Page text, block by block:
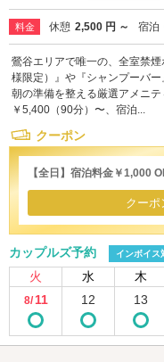
料金 休憩 2,500 円 ～ 宿泊
鶯谷エリアで唯一の、全室禁
様限定）』や『シャンプーバ
朝の準備を整える厳選アメニ
￥5,400（90分）〜、宿泊...
クーポン
【全日】宿泊料金￥1,000
クーポ
カップルズ予約 インボイス
火 水 木
8/ 11 12 13